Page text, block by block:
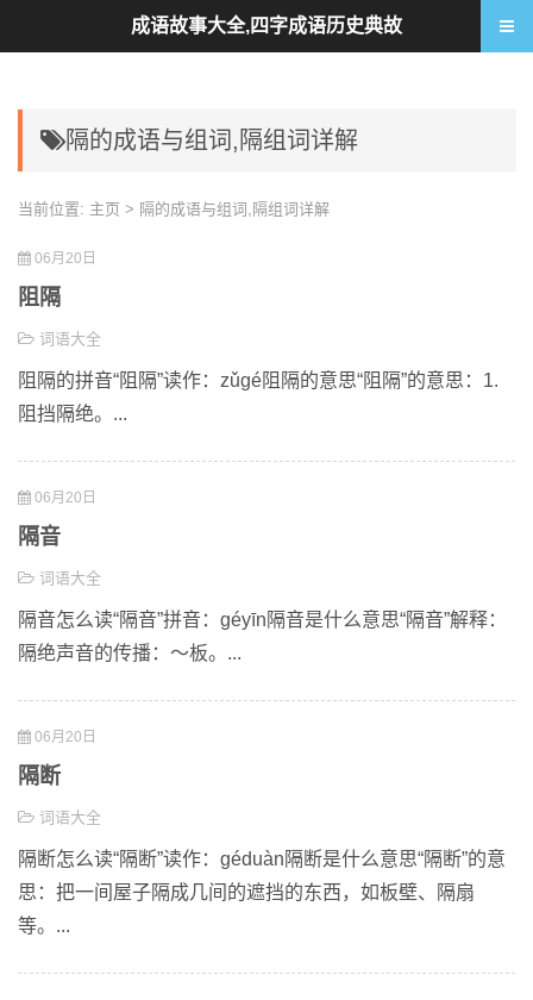
隔的成语与组词,隔组词详解
当前位置: 主页 > 隔的成语与组词,隔组词详解
06月20日
阻隔
词语大全
阻隔的拼音“阻隔”读作：zǔgé阻隔的意思“阻隔”的意思：1.
阻挡隔绝。...
06月20日
隔音
词语大全
隔音怎么读“隔音”拼音：géyīn隔音是什么意思“隔音”解释：
隔绝声音的传播：～板。...
06月20日
隔断
词语大全
隔断怎么读“隔断”读作：géduàn隔断是什么意思“隔断”的意
思：把一间屋子隔成几间的遮挡的东西，如板壁、隔扇
等。...
成语故事大全,四字成语历史典故